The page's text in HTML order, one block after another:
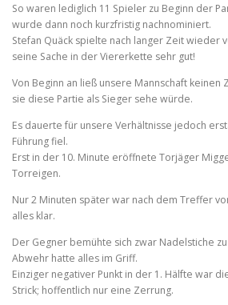
So waren lediglich 11 Spieler zu Beginn der
wurde dann noch kurzfristig nachnominiert.
Stefan Quäck spielte nach langer Zeit wieder
seine Sache in der Viererkette sehr gut!
Von Beginn an ließ unsere Mannschaft keinen
sie diese Partie als Sieger sehe würde.
Es dauerte für unsere Verhältnisse jedoch
Führung fiel.
Erst in der 10. Minute eröffnete Torjäger
Torreigen.
Nur 2 Minuten später war nach dem Treffer
alles klar.
Der Gegner bemühte sich zwar Nadelstiche
Abwehr hatte alles im Griff.
Einziger negativer Punkt in der 1. Hälfte war
Strick; hoffentlich nur eine Zerrung.